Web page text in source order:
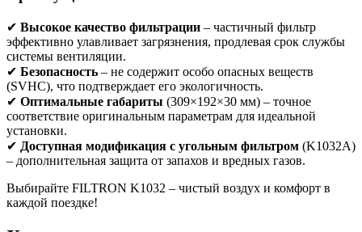
✔ Высокое качество фильтрации – частичный фильтр
эффективно улавливает загрязнения, продлевая срок службы
системы вентиляции.
✔ Безопасность – не содержит особо опасных веществ
(SVHC), что подтверждает его экологичность.
✔ Оптимальные габариты (309×192×30 мм) – точное
соответствие оригинальным параметрам для идеальной
установки.
✔ Доступная модификация с угольным фильтром (K1032A)
– дополнительная защита от запахов и вредных газов.
Выбирайте FILTRON K1032 – чистый воздух и комфорт в
каждой поездке!